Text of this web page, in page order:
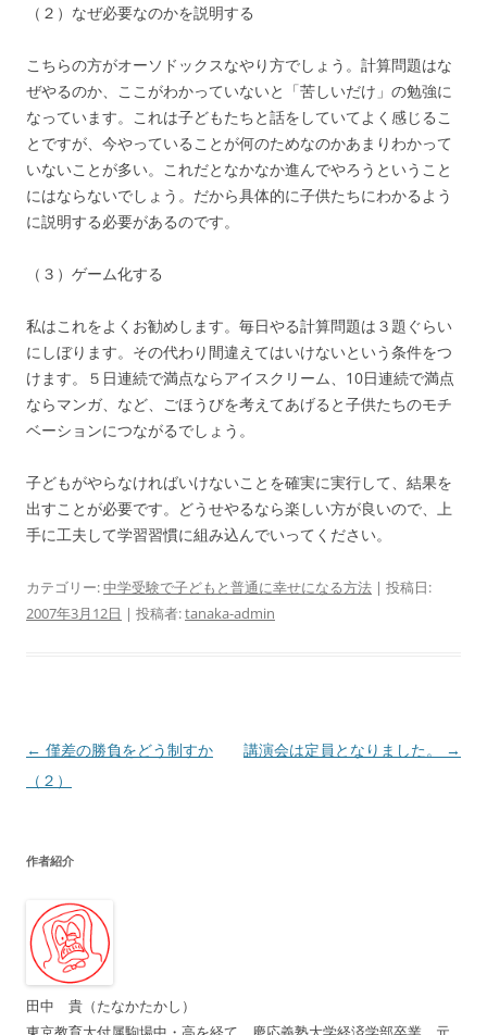
（２）なぜ必要なのかを説明する
こちらの方がオーソドックスなやり方でしょう。計算問題はな
ぜやるのか、ここがわかっていないと「苦しいだけ」の勉強に
なっています。これは子どもたちと話をしていてよく感じるこ
とですが、今やっていることが何のためなのかあまりわかって
いないことが多い。これだとなかなか進んでやろうということ
にはならないでしょう。だから具体的に子供たちにわかるよう
に説明する必要があるのです。
（３）ゲーム化する
私はこれをよくお勧めします。毎日やる計算問題は３題ぐらい
にしぼります。その代わり間違えてはいけないという条件をつ
けます。５日連続で満点ならアイスクリーム、10日連続で満点
ならマンガ、など、ごほうびを考えてあげると子供たちのモチ
ベーションにつながるでしょう。
子どもがやらなければいけないことを確実に実行して、結果を
出すことが必要です。どうせやるなら楽しい方が良いので、上
手に工夫して学習習慣に組み込んでいってください。
カテゴリー:中学受験で子どもと普通に幸せになる方法 | 投稿日:
2007年3月12日 | 投稿者:tanaka-admin
投
稿
ゲ
シ
ョ
ン
← 僅差の勝負をどう制すか
（２）
講演会は定員となりました。 →
作者紹介
田中 貴（たなかたかし）